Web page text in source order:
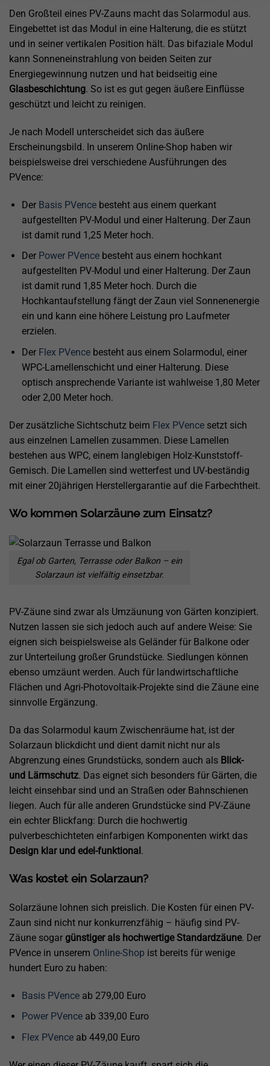
Den Großteil eines PV-Zauns macht das Solarmodul aus.
Eingebettet ist das Modul in eine Halterung, die es stützt
und in seiner vertikalen Position hält. Das bifaziale Modul
kann Sonneneinstrahlung von beiden Seiten zur
Energiegewinnung nutzen und hat beidseitig eine
Glasbeschichtung. So ist es gut gegen äußere Einflüsse
geschützt und leicht zu reinigen.
Je nach Modell unterscheidet sich das äußere
Erscheinungsbild. In unserem Online-Shop haben wir
beispielsweise drei verschiedene Ausführungen des
PVence:
Der Basis PVencebesteht aus einem querkant
aufgestellten PV-Modul und einer Halterung. Der Zaun
ist damit rund 1,25 Meter hoch.
Der Power PVencebesteht aus einem hochkant
aufgestellten PV-Modul und einer Halterung. Der Zaun
ist damit rund 1,85 Meter hoch. Durch die
Hochkantaufstellung fängt der Zaun viel Sonnenenergie
ein und kann eine höhere Leistung pro Laufmeter
erzielen.
Der Flex PVencebesteht aus einem Solarmodul, einer
WPC-Lamellenschicht und einer Halterung. Diese
optisch ansprechende Variante ist wahlweise 1,80 Meter
oder 2,00 Meter hoch.
Der zusätzliche Sichtschutz beim Flex PVence setzt sich
aus einzelnen Lamellen zusammen. Diese Lamellen
bestehen aus WPC, einem langlebigen Holz-Kunststoff-
Gemisch. Die Lamellen sind wetterfest und UV-beständig
mit einer 20jährigen Herstellergarantie auf die Farbechtheit.
Wo kommen Solarzäune zum Einsatz?
Egal ob Garten, Terrasse oder Balkon – ein
Solarzaun ist vielfältig einsetzbar.
PV-Zäune sind zwar als Umzäunung von Gärten konzipiert.
Nutzen lassen sie sich jedoch auch auf andere Weise: Sie
eignen sich beispielsweise als Geländer für Balkone oder
zur Unterteilung großer Grundstücke. Siedlungen können
ebenso umzäunt werden. Auch für landwirtschaftliche
Flächen und Agri-Photovoltaik-Projekte sind die Zäune eine
sinnvolle Ergänzung.
Da das Solarmodul kaum Zwischenräume hat, ist der
Solarzaun blickdicht und dient damit nicht nur als
Abgrenzung eines Grundstücks, sondern auch als Blick-
und Lärmschutz. Das eignet sich besonders für Gärten, die
leicht einsehbar sind und an Straßen oder Bahnschienen
liegen. Auch für alle anderen Grundstücke sind PV-Zäune
ein echter Blickfang: Durch die hochwertig
pulverbeschichteten einfarbigen Komponenten wirkt das
Design klar und edel-funktional.
Was kostet ein Solarzaun?
Solarzäune lohnen sich preislich. Die Kosten für einen PV-
Zaun sind nicht nur konkurrenzfähig – häufig sind PV-
Zäune sogar günstiger als hochwertige Standardzäune. Der
PVence in unserem Online-Shop ist bereits für wenige
hundert Euro zu haben:
Basis PVenceab 279,00 Euro
Power PVenceab 339,00 Euro
Flex PVenceab 449,00 Euro